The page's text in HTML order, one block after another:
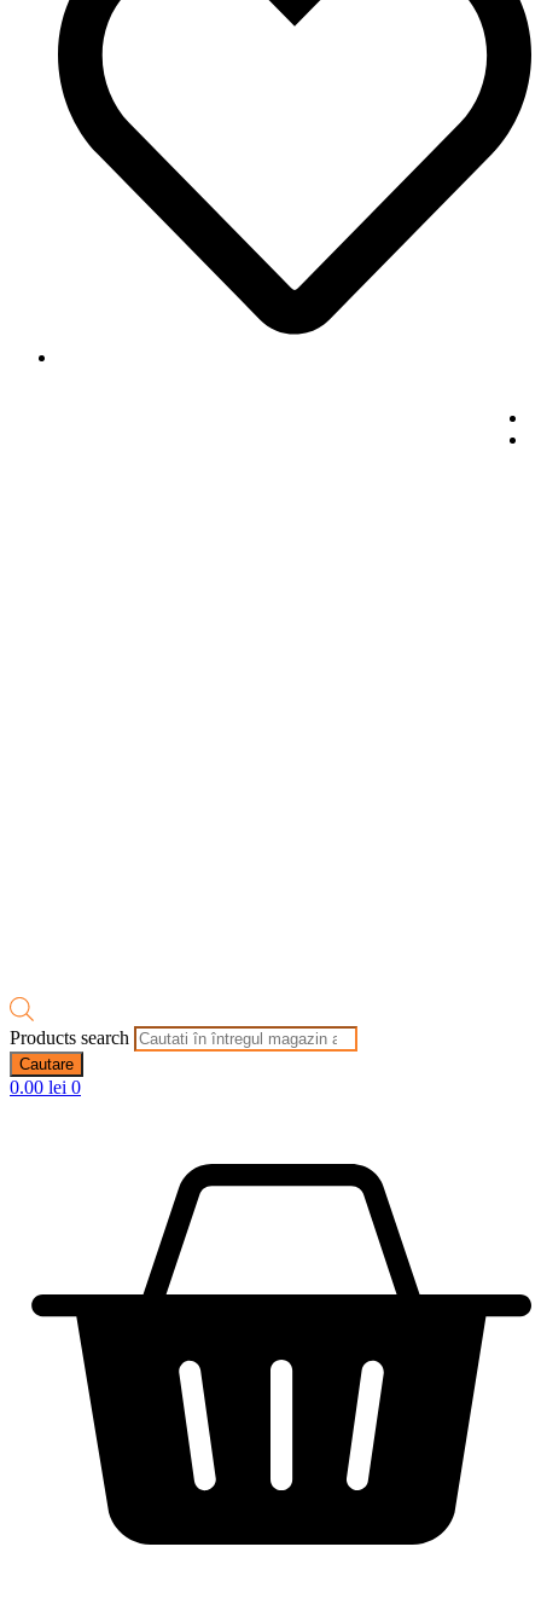
Products search
Cautare
0.00 lei 0